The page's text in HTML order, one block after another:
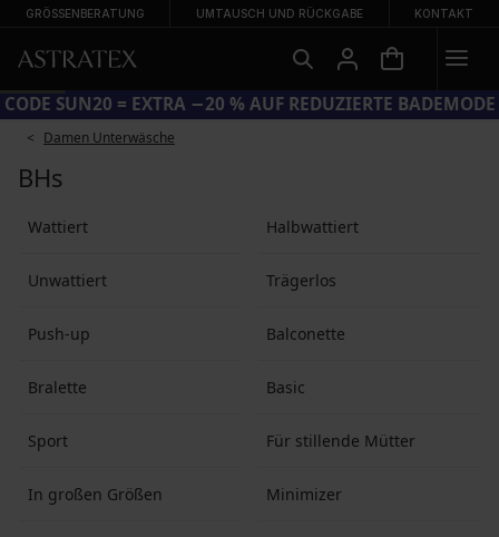
GRÖSSENBERATUNG UMTAUSCH UND RÜCKGABE KONTAKT
CODE SUN20 = EXTRA −20 % AUF REDUZIERTE BADEMODE
Damen Unterwäsche
BHs
Wattiert Halbwattiert
Unwattiert Trä­ger­los
Push-up Balconette
Bralette Basic
Sport Für stillende Mütter
In großen Größen Minimizer